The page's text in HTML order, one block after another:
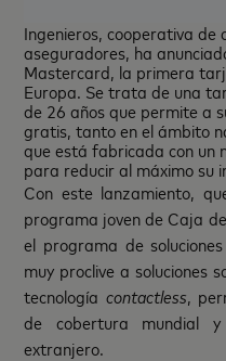
Ingenieros, cooperativa de
aseguradores, ha
Mastercard, la primera
Europa. Se trata de una
de 26 años que permite a
gratis, tanto en el ámbito
que está fabricada con un
para reducir al máximo su
Con este lanzamiento,
programa joven de Caja
el programa de
muy proclive a soluciones
tecnología contactless,
de cobertura mundial y
extranjero.